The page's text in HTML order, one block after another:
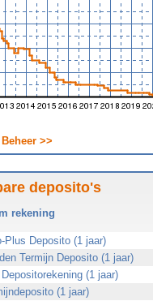
>>
deposito's
rekening
Plus Deposito (1 jaar)
Termijn Deposito (1 jaar)
(1 jaar)
(1 jaar)